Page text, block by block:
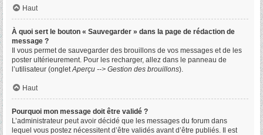
Haut
À quoi sert le bouton « Sauvegarder » dans la page de rédaction de
message ?
Il vous permet de sauvegarder des brouillons de vos messages et de les
poster ultérieurement. Pour les recharger, allez dans le panneau de
l’utilisateur (ongletAperçu --> Gestion des brouillons).
Haut
Pourquoi mon message doit être validé ?
L’administrateur peut avoir décidé que les messages du forum dans
lequel vous postez nécessitent d’être validés avant d’être publiés. Il est